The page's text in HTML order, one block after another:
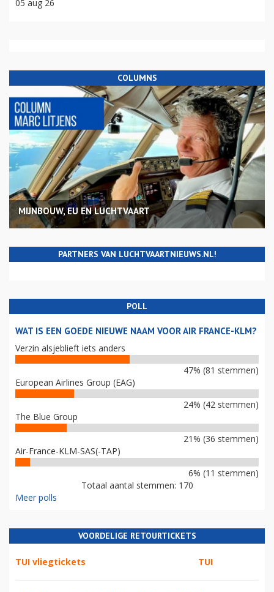
05 aug 26
COLUMNS
MIJNBOUW, EU EN LUCHTVAART
PARTNERS VAN LUCHTVAARTNIEUWS.NL!
POLL
WAT IS EEN GOEDE NIEUWE NAAM VOOR AIR FRANCE-KLM?
Verzin alsjeblieft iets anders
47% (81 stemmen)
European Airlines Group (EAG)
24% (42 stemmen)
The Blue Group
21% (36 stemmen)
Air-France-KLM-SAS(-TAP)
6% (11 stemmen)
Totaal aantal stemmen: 170
Meer polls
VOORDELIGE RETOURTICKETS
TUI vliegtickets TUI